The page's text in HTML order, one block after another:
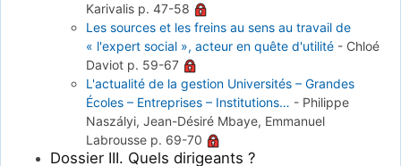
Karivalis p. 47-58
Les sources et les freins au sens au travail de
« l'expert social », acteur en quête d'utilité - Chloé
Daviot p. 59-67
L'actualité de la gestion Universités – Grandes
Écoles – Entreprises – Institutions… - Philippe
Naszályi, Jean-Désiré Mbaye, Emmanuel
Labrousse p. 69-70
Dossier III. Quels dirigeants ?